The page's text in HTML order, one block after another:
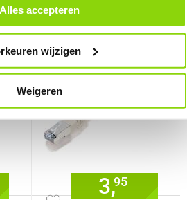
te klikken op ‘Cookievoorkeuren’
Alles accepteren
wijzigen
Weigeren
❮
FB2000
147426
3,95